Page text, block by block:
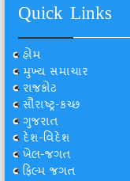
Quick Links
હોમ
મુખ્ય સમાચાર
રાજકોટ
સૌરાષ્ટ્ર-કચ્છ
ગુજરાત
દેશ-વિદેશ
ખેલ-જગત
ફિલ્મ જગત